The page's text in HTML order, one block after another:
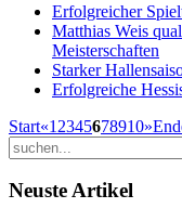
Erfolgreicher
Matthias Weis
Meisterschaften
Starker
Erfolgreiche
Start«1 2345678910»
Neuste Artikel